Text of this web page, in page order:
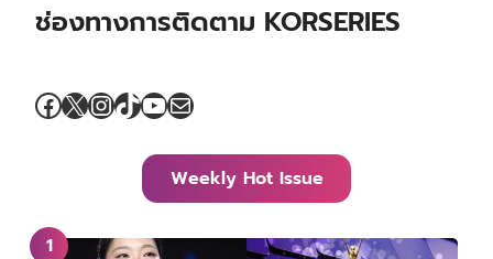
ช่องทางการติดตาม KORSERIES
Facebook
X Instagram
TikTok
YouTube
Mail
Weekly Hot Issue